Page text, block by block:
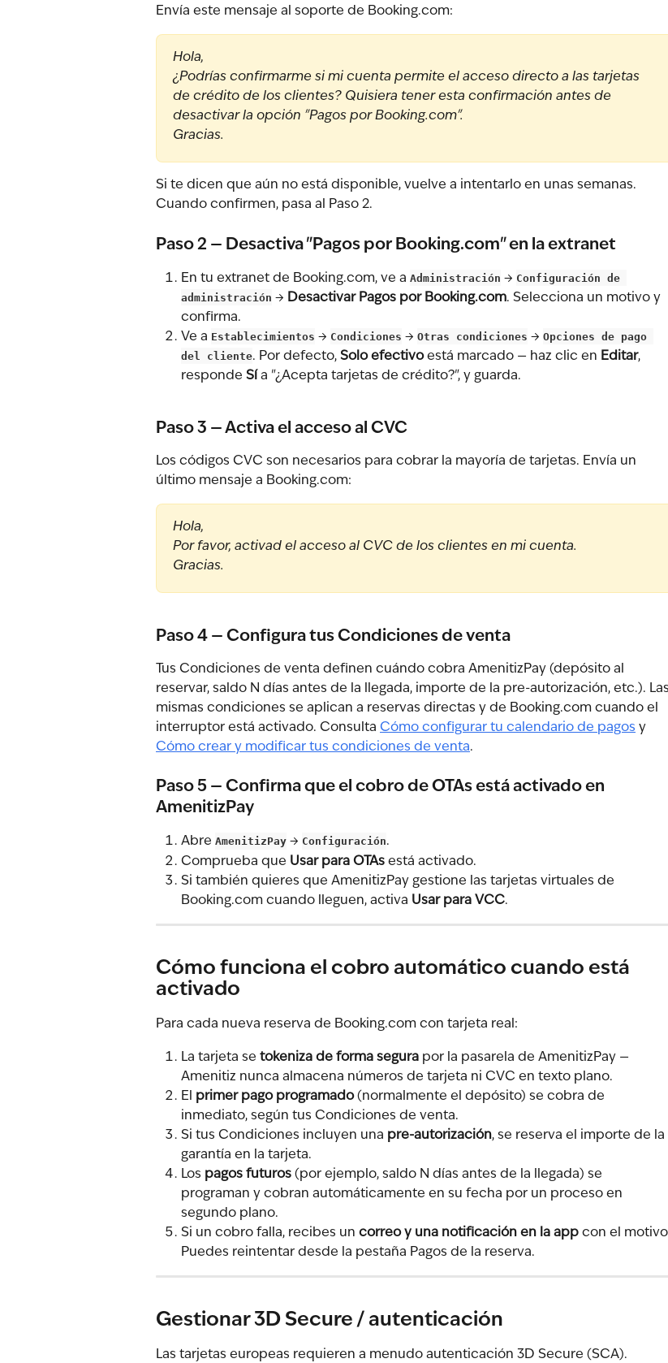
Envía este mensaje al soporte de Booking.com:
Hola,
¿Podrías confirmarme si mi cuenta permite el acceso directo a las tarjetas
de crédito de los clientes? Quisiera tener esta confirmación antes de
desactivar la opción "Pagos por Booking.com".
Gracias.
Si te dicen que aún no está disponible, vuelve a intentarlo en unas semanas.
Cuando confirmen, pasa al Paso 2.
Paso 2 — Desactiva "Pagos por Booking.com" en la extranet
En tu extranet de Booking.com, ve a Administración → Configuración de
administración → Desactivar Pagos por Booking.com. Selecciona un motivo y
confirma.
Ve a Establecimientos → Condiciones → Otras condiciones → Opciones de pago
del cliente. Por defecto, Solo efectivo está marcado — haz clic en Editar,
responde Sí a "¿Acepta tarjetas de crédito?", y guarda.
Paso 3 — Activa el acceso al CVC
Los códigos CVC son necesarios para cobrar la mayoría de tarjetas. Envía un
último mensaje a Booking.com:
Hola,
Por favor, activad el acceso al CVC de los clientes en mi cuenta.
Gracias.
Paso 4 — Configura tus Condiciones de venta
Tus Condiciones de venta definen cuándo cobra AmenitizPay (depósito al
reservar, saldo N días antes de la llegada, importe de la pre-autorización, etc.). Las
mismas condiciones se aplican a reservas directas y de Booking.com cuando el
interruptor está activado. Consulta Cómo configurar tu calendario de pagos y
Cómo crear y modificar tus condiciones de venta.
Paso 5 — Confirma que el cobro de OTAs está activado en
AmenitizPay
Abre AmenitizPay → Configuración.
Comprueba que Usar para OTAs está activado.
Si también quieres que AmenitizPay gestione las tarjetas virtuales de
Booking.com cuando lleguen, activa Usar para VCC.
Cómo funciona el cobro automático cuando está
activado
Para cada nueva reserva de Booking.com con tarjeta real:
La tarjeta se tokeniza de forma segura por la pasarela de AmenitizPay —
Amenitiz nunca almacena números de tarjeta ni CVC en texto plano.
El primer pago programado (normalmente el depósito) se cobra de
inmediato, según tus Condiciones de venta.
Si tus Condiciones incluyen una pre-autorización, se reserva el importe de la
garantía en la tarjeta.
Los pagos futuros (por ejemplo, saldo N días antes de la llegada) se
programan y cobran automáticamente en su fecha por un proceso en
segundo plano.
Si un cobro falla, recibes un correo y una notificación en la app con el
Puedes reintentar desde la pestaña Pagos de la reserva.
Gestionar 3D Secure / autenticación
Las tarjetas europeas requieren a menudo autenticación 3D Secure (SCA).